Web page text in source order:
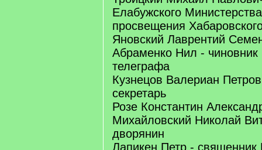
Елабужского
просвещения
Яновский Лаврентий
Абраменко Нил - чиновник
телеграфа
Кузнецов Валериан
секретарь
Розе Константин
Михайловский Николай
дворянин
Лапикен Петр -